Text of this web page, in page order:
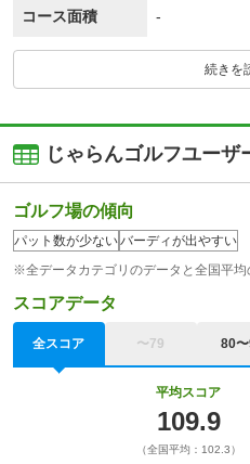
コース面積 -
続きを
じゃらんゴルフユーザ
ゴルフ場の傾向
パット数が少ないバーディが出やすい
※全データカテゴリのデータと全国平均
スコアデータ
全スコア 〜79 80
平均スコア
109.9
（全国平均：102.3）